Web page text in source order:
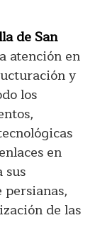
de San
atención en
y
los
en
sus
de las